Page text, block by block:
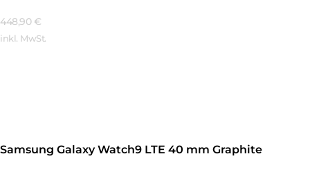
448,90 €
inkl. MwSt.
Samsung Galaxy Watch9 LTE 40 mm Graphite